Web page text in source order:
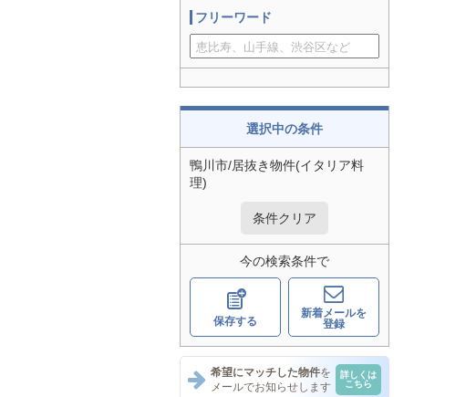
フリーワード
選択中の条件
鴨川市/居抜き物件(イタリア料
理)
条件クリア
今の検索条件で
保存する
新着メールを
登録
希望にマッチした物件を
メールでお知らせします
詳しくは
こちら